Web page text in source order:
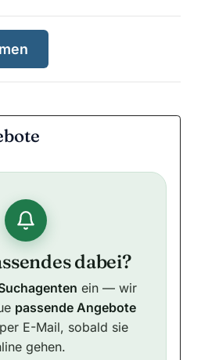
dabei?
ein — wir
passende Angebote
E-Mail, sobald sie
gehen.